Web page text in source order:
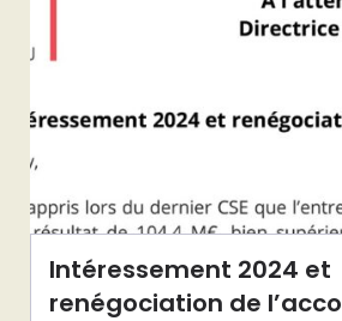
Intéressement 2024 et
renégociation de